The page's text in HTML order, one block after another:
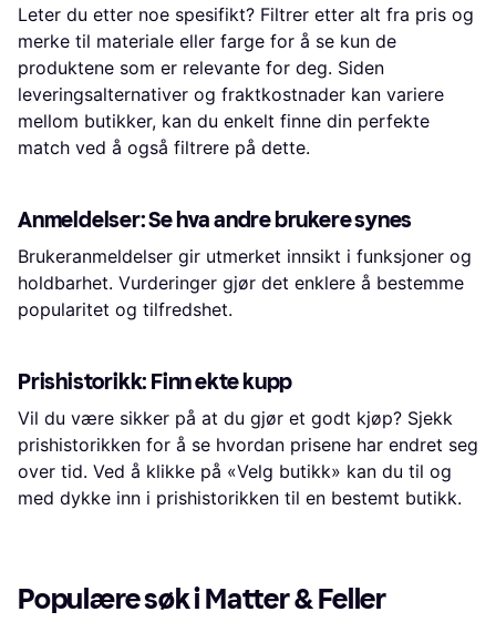
Leter du etter noe spesifikt? Filtrer etter alt fra pris og
merke til materiale eller farge for å se kun de
produktene som er relevante for deg. Siden
leveringsalternativer og fraktkostnader kan variere
mellom butikker, kan du enkelt finne din perfekte
match ved å også filtrere på dette.
Anmeldelser: Se hva andre brukere synes
Brukeranmeldelser gir utmerket innsikt i funksjoner og
holdbarhet. Vurderinger gjør det enklere å bestemme
popularitet og tilfredshet.
Prishistorikk: Finn ekte kupp
Vil du være sikker på at du gjør et godt kjøp? Sjekk
prishistorikken for å se hvordan prisene har endret seg
over tid. Ved å klikke på «Velg butikk» kan du til og
med dykke inn i prishistorikken til en bestemt butikk.
Populære søk i Matter & Feller